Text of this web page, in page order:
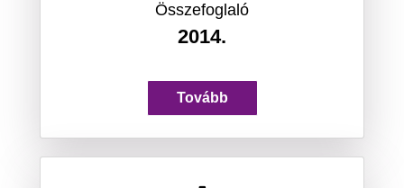
Összefoglaló
2014.
Tovább